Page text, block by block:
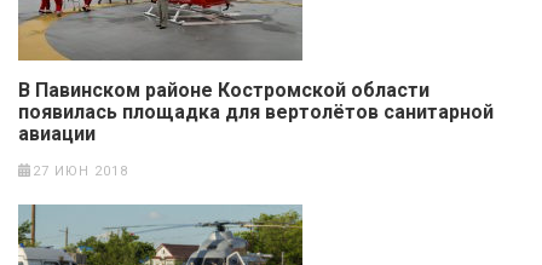
В Павинском районе Костромской области
появилась площадка для вертолётов санитарной
авиации
27 ИЮН 2018